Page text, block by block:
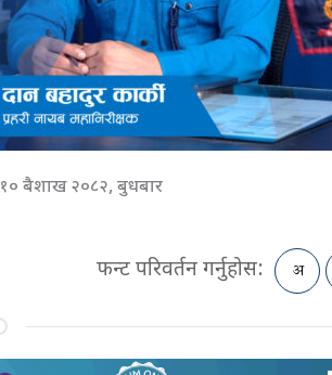
१० बैशाख २०८२, बुधबार
फन्ट परिवर्तन गर्नुहोस: